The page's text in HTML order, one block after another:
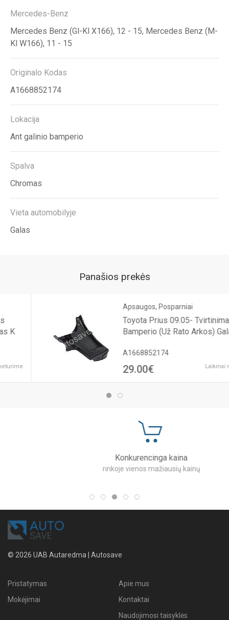
Mercedes-Benz
Mercedes Benz (Gl-Kl X166), 12 - 15, Mercedes Benz (M-
Kl W166), 11 - 15
Originalo Kodas
A1668852174
Lokacija
Ant galinio bamperio
Spalva
Chromas
Vieta automobilyje
Galas
Panašios prekės
Apsaugos, Posparniai
Toyota Prius 09.05- Tvirtinimas
Bamperio (Už Rato Arkos) Galas D
A1668852174
29.00€ Laikinai neturime
Konkurencinga kaina
rinkoje vienos mažiausių kainų
© 2026 UAB Autaredma | Autosave
Pristatymas
Mokėjimai
Apie mus
Kontaktai
Naudojimosi taisyklės